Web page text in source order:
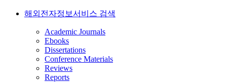
해외전자정보서비스 검색
Academic Journals
Ebooks
Dissertations
Conference Materials
Reviews
Reports